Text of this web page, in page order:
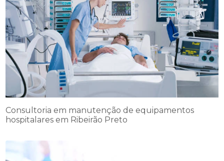
Consultoria em manutenção de equipamentos
hospitalares em Ribeirão Preto